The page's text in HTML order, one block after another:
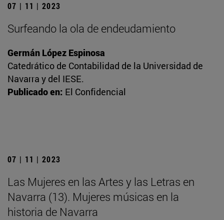
07 | 11 | 2023
Surfeando la ola de endeudamiento
Germán López Espinosa
Catedrático de Contabilidad de la Universidad de
Navarra y del IESE.
Publicado en: El Confidencial
07 | 11 | 2023
Las Mujeres en las Artes y las Letras en
Navarra (13). Mujeres músicas en la
historia de Navarra